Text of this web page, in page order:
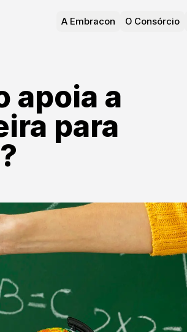
A Embracon O Consórcio
apoia a
para